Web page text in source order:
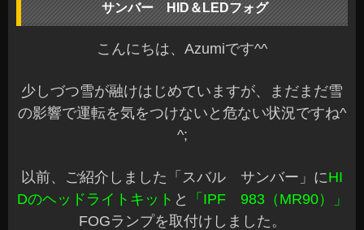
サンバー HID＆LEDフォグ
こんにちは、Azumiです^^
少しづつ雪が融けはじめていますが、まだまだ雪
の影響で運転を気をつけないと危ない状況ですね^
^;
以前、ご紹介しました「スバル サンバー」にHI
Dのヘッドライトキット と
「IPF 983（MR90）」
FOGランプを取付けしました。